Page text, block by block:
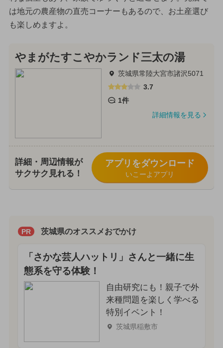
は地元の農産物の直売コーナーもあるので、お土産選び
も楽しめますよ。
やまがたすこやかランド三太の湯
茨城県常陸大宮市諸沢5071
3.7
1件
詳細情報を見る
詳細・周辺情報が
サクサク見れる！
アプリをダウンロード
いこーよアプリ
PR 茨城県のオススメおでかけ
「さかな芸人ハットリ」さんと一緒に生
態系を守る体験！
自由研究にも！親子で外
来種問題を楽しく学べる
特別イベント！
茨城県稲敷市